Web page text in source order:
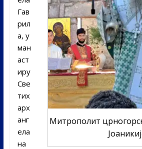
Митрополит
Гав
рил
а, у
ман
аст
иру
Све
тих
арх
анг
ела
на